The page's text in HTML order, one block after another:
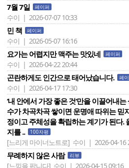
7월 7일 페이퍼
수이 | 2026-07-07 10:33
민 책 페이퍼
수이 | 2026-05-07 16:16
요가는 어렵지만 맥주는 맛있네 페이퍼
수이 | 2026-04-22 20:44
곤란하게도 인간으로 태어났습니다. 페
수이 | 2026-04-17 17:30
‘내 안에서 가장 좋은 것‘만을 이끌어내
수가 차곡차곡 쌓이면 운명애 따위는 믿
정이고 주체성을 확립하는 계기가 된다.
지를 ..
100자평
[느리게 마이너노트로] 수이 | 2026-04-16
무례하지 않은 사람 리뷰
[느낌을 팝니다] 수이 | 2026-04-15 09:16